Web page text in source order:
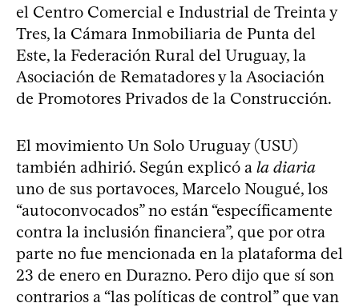
el Centro Comercial e Industrial de Treinta y
Tres, la Cámara Inmobiliaria de Punta del
Este, la Federación Rural del Uruguay, la
Asociación de Rematadores y la Asociación
de Promotores Privados de la Construcción.
El movimiento Un Solo Uruguay (USU)
también adhirió. Según explicó a la diaria
uno de sus portavoces, Marcelo Nougué, los
“autoconvocados” no están “específicamente
contra la inclusión financiera”, que por otra
parte no fue mencionada en la plataforma del
23 de enero en Durazno. Pero dijo que sí son
contrarios a “las políticas de control” que van